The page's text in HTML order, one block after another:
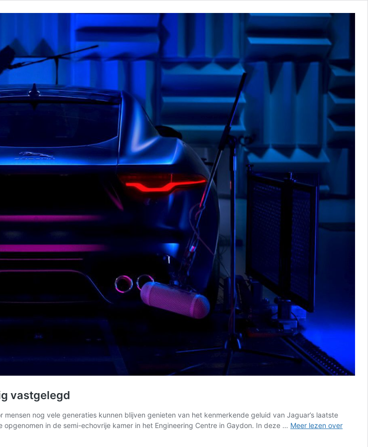
vastgelegd
nog vele generaties kunnen blijven genieten van het kenmerkende geluid van Jaguar’s laatste
in de semi-echovrije kamer in het Engineering Centre in Gaydon. In deze … Meer lezen overHet